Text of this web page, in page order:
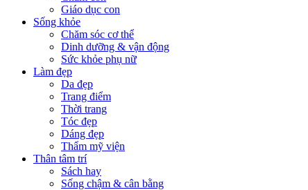
Giáo dục con
Sống khỏe
Chăm sóc cơ thể
Dinh dưỡng & vận động
Sức khỏe phụ nữ
Làm đẹp
Da đẹp
Trang điểm
Thời trang
Tóc đẹp
Dáng đẹp
Thẩm mỹ viện
Thân tâm trí
Sách hay
Sống chậm & cân bằng